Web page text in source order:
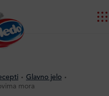
Glavno jelo
mora